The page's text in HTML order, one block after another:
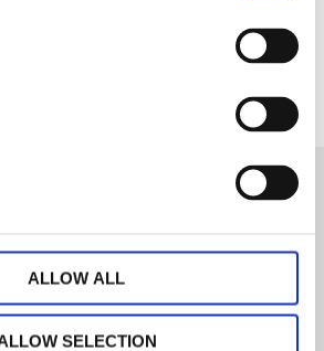
ALLOW ALL
SELECTION
PRENUMERERA